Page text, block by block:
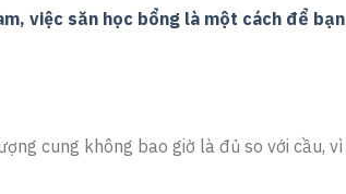
việc săn học bổng là một cách để bạn
cung không bao giờ là đủ so với cầu, vì